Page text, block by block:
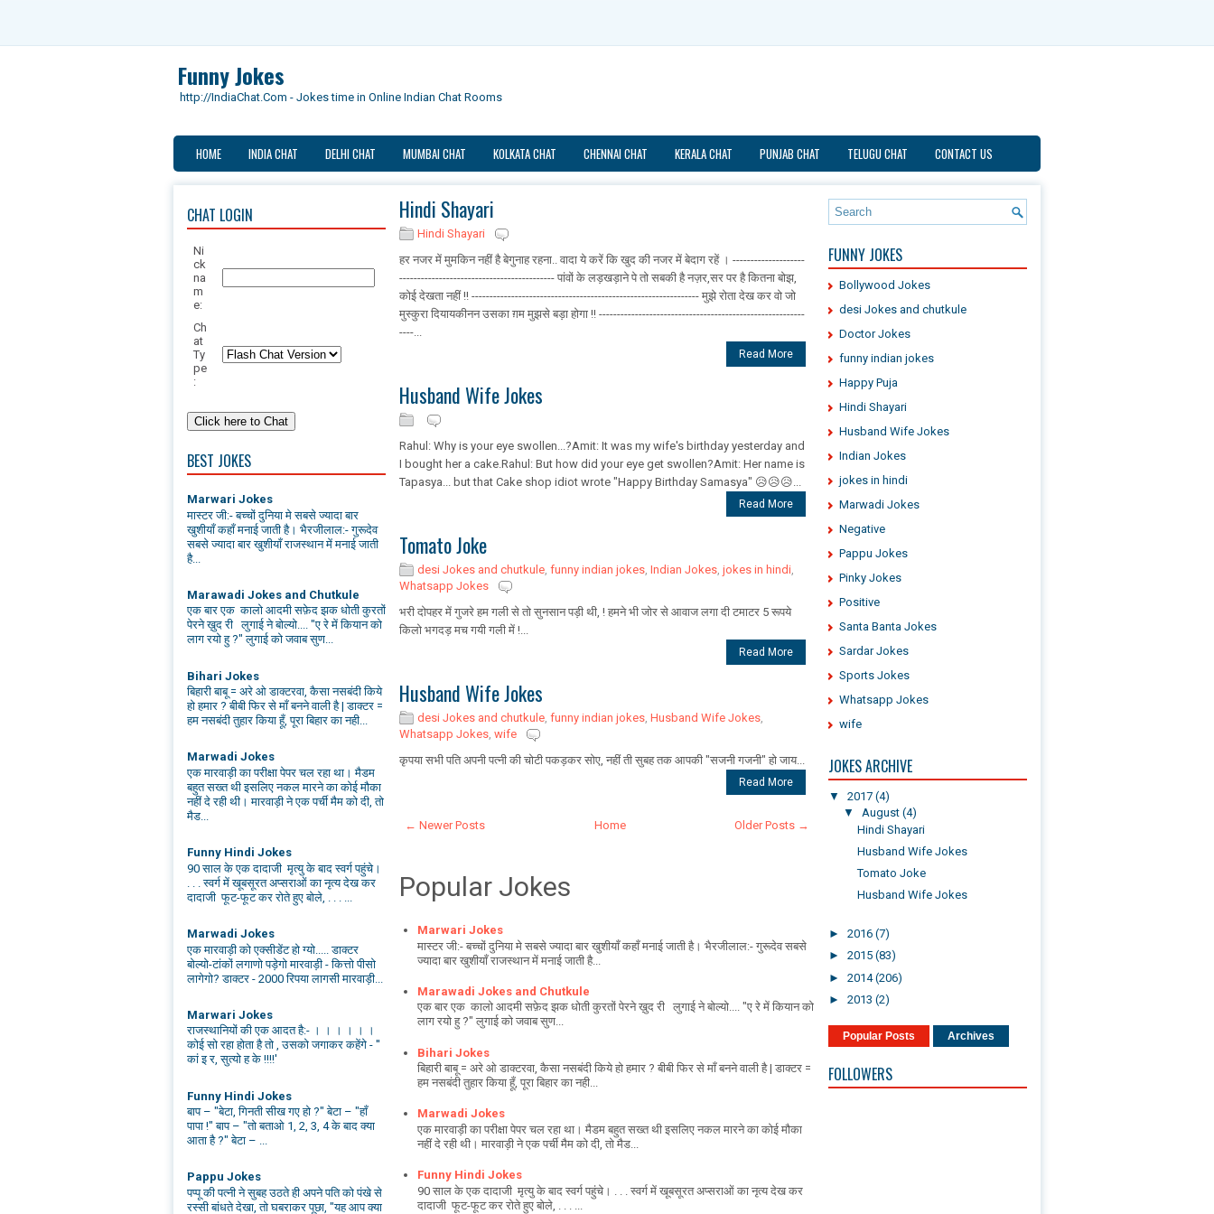
Funny Jokes
http://IndiaChat.Com - Jokes time in Online Indian Chat Rooms
HOME INDIA CHAT DELHI CHAT MUMBAI CHAT KOLKATA CHAT CHENNAI CHAT KERALA CHAT PUNJAB CHAT TELUGU CHAT CONTACT US
CHAT LOGIN
Ni
ck
na
m
e:
Ch
at
Ty
pe
:
BEST JOKES
Marwari Jokes
मास्टर जी:- बच्चों दुनिया मे सबसे ज्यादा बार
खुशीयाँ कहाँ मनाई जाती है। भैरजीलाल:- गुरूदेव
सबसे ज्यादा बार खुशीयाँ राजस्थान में मनाई जाती
है...
Marawadi Jokes and Chutkule
एक बार एक कालो आदमी सफ़ेद झक धोती कुरतों
पेरने ख़ुद री लुगाई ने बोल्यो.... "ए रे में कियान को
लाग रयो हु ?" लुगाई को जवाब सुण...
Bihari Jokes
बिहारी बाबू = अरे ओ डाक्टरवा, कैसा नसबंदी किये
हो हमार ? बीबी फिर से माँ बनने वाली है | डाक्टर =
हम नसबंदी तुहार किया हूँ, पूरा बिहार का नही...
Marwadi Jokes
एक मारवाड़ी का परीक्षा पेपर चल रहा था। मैडम
बहुत सख्त थी इसलिए नकल मारने का कोई मौका
नहीं दे रही थी। मारवाड़ी ने एक पर्ची मैम को दी, तो
मैड...
Funny Hindi Jokes
90 साल के एक दादाजी मृत्यु के बाद स्वर्ग पहुंचे।
. . . स्वर्ग में खूबसूरत अप्सराओं का नृत्य देख कर
दादाजी फूट-फूट कर रोते हुए बोले, . . . ...
Marwadi Jokes
एक मारवाड़ी को एक्सीडेंट हो ग्यो..... डाक्टर
बोल्यो-टांकों लगाणो पड़ेगो मारवाड़ी - कित्तो पीसो
लागेगो? डाक्टर - 2000 रिपया लागसी मारवाड़ी...
Marwari Jokes
राजस्थानियों की एक आदत है:- । । । । । ।
कोई सो रहा होता है तो , उसको जगाकर कहेंगे - ''
कां इ र, सुत्यो ह के !!!!'
Funny Hindi Jokes
बाप – "बेटा, गिनती सीख गए हो ?" बेटा – "हाँ
पापा !" बाप – "तो बताओ 1, 2, 3, 4 के बाद क्या
आता है ?" बेटा – ...
Pappu Jokes
पप्पू की पत्नी ने सुबह उठते ही अपने पति को पंखे से
रस्सी बांधते देखा, तो घबराकर पूछा, "यह आप क्या
Hindi Shayari
Hindi Shayari
हर नजर में मुमकिन नहीं है बेगुनाह रहना.. वादा ये करें कि खुद की नजर में बेदाग रहें । --------------------
------------------------------------------- पांवों के लड़खड़ाने पे तो सबकी है नज़र,सर पर है कितना बोझ,
कोई देखता नहीं !! --------------------------------------------------------------- मुझे रोता देख कर वो जो
मुस्कुरा दियायकीनन उसका ग़म मुझसे बड़ा होगा !! ---------------------------------------------------------
----...
Read More
Husband Wife Jokes
Rahul: Why is your eye swollen...?Amit: It was my wife's birthday yesterday and
I bought her a cake.Rahul: But how did your eye get swollen?Amit: Her name is
Tapasya... but that Cake shop idiot wrote "Happy Birthday Samasya" 😥😥😥...
Read More
Tomato Joke
desi Jokes and chutkule, funny indian jokes, Indian Jokes, jokes in hindi,
Whatsapp Jokes
भरी दोपहर में गुजरे हम गली से तो सुनसान पड़ी थी, ! हमने भी जोर से आवाज लगा दी टमाटर 5 रूपये
किलो भगदड़ मच गयी गली में !...
Read More
Husband Wife Jokes
desi Jokes and chutkule, funny indian jokes, Husband Wife Jokes,
Whatsapp Jokes, wife
कृपया सभी पति अपनी पत्नी की चोटी पकड़कर सोए, नहीं ती सुबह तक आपकी "सजनी गजनी" हो जाय...
Read More
← Newer Posts Older Posts →
Home
Popular Jokes
Marwari Jokes
मास्टर जी:- बच्चों दुनिया मे सबसे ज्यादा बार खुशीयाँ कहाँ मनाई जाती है। भैरजीलाल:- गुरूदेव सबसे
ज्यादा बार खुशीयाँ राजस्थान में मनाई जाती है...
Marawadi Jokes and Chutkule
एक बार एक कालो आदमी सफ़ेद झक धोती कुरतों पेरने ख़ुद री लुगाई ने बोल्यो.... "ए रे में कियान को
लाग रयो हु ?" लुगाई को जवाब सुण...
Bihari Jokes
बिहारी बाबू = अरे ओ डाक्टरवा, कैसा नसबंदी किये हो हमार ? बीबी फिर से माँ बनने वाली है | डाक्टर =
हम नसबंदी तुहार किया हूँ, पूरा बिहार का नही...
Marwadi Jokes
एक मारवाड़ी का परीक्षा पेपर चल रहा था। मैडम बहुत सख्त थी इसलिए नकल मारने का कोई मौका
नहीं दे रही थी। मारवाड़ी ने एक पर्ची मैम को दी, तो मैड...
Funny Hindi Jokes
90 साल के एक दादाजी मृत्यु के बाद स्वर्ग पहुंचे। . . . स्वर्ग में खूबसूरत अप्सराओं का नृत्य देख कर
दादाजी फूट-फूट कर रोते हुए बोले, . . . ...
FUNNY JOKES
Bollywood Jokes
desi Jokes and chutkule
Doctor Jokes
funny indian jokes
Happy Puja
Hindi Shayari
Husband Wife Jokes
Indian Jokes
jokes in hindi
Marwadi Jokes
Negative
Pappu Jokes
Pinky Jokes
Positive
Santa Banta Jokes
Sardar Jokes
Sports Jokes
Whatsapp Jokes
wife
JOKES ARCHIVE
▼ 2017 (4)
▼ August (4)
Hindi Shayari
Husband Wife Jokes
Tomato Joke
Husband Wife Jokes
► 2016 (7)
► 2015 (83)
► 2014(206)
► 2013 (2)
Popular Posts Archives
FOLLOWERS